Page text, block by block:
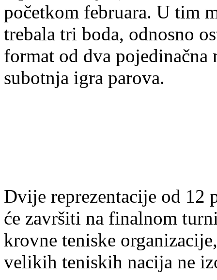
početkom februara. U tim
trebala tri boda, odnosno
format od dva pojedinačna
subotnja igra parova.
Dvije reprezentacije od 12
će završiti na finalnom
krovne teniske
velikih teniskih nacija ne